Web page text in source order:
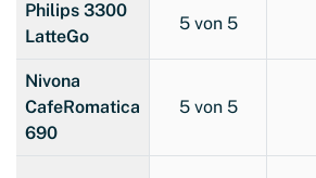
Philips 3300
LatteGo
5 von 5
Nivona
CafeRomatica
690
5 von 5